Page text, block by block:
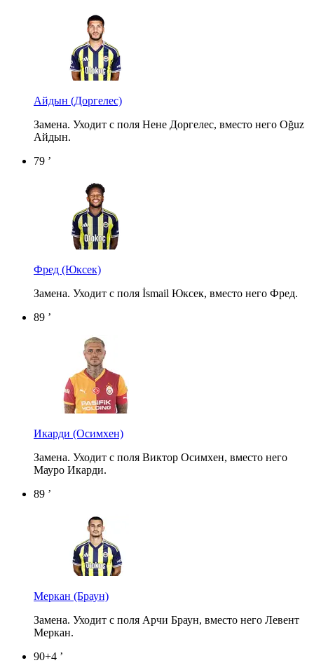
Айдын (Доргелес)
Замена. Уходит с поля Нене Доргелес, вместо него Oğuz
Айдын.
79 ’
Фред (Юксек)
Замена. Уходит с поля İsmail Юксек, вместо него Фред.
89 ’
Икарди (Осимхен)
Замена. Уходит с поля Виктор Осимхен, вместо него
Мауро Икарди.
89 ’
Меркан (Браун)
Замена. Уходит с поля Арчи Браун, вместо него Левент
Меркан.
90+4 ’